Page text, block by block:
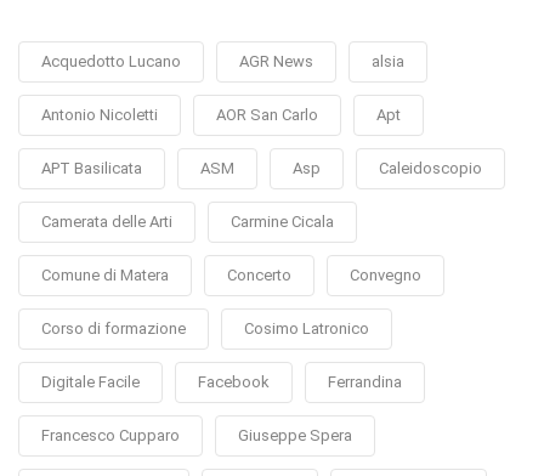
Acquedotto Lucano AGR News alsia
Antonio Nicoletti AOR San Carlo Apt
APT Basilicata ASM Asp Caleidoscopio
Camerata delle Arti Carmine Cicala
Comune di Matera Concerto Convegno
Corso di formazione Cosimo Latronico
Digitale Facile Facebook Ferrandina
Francesco Cupparo Giuseppe Spera